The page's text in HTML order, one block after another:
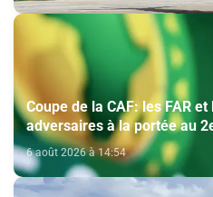
Coupe de la CAF: les FAR
adversaires à la portée au
6 août 2026 à 14:54